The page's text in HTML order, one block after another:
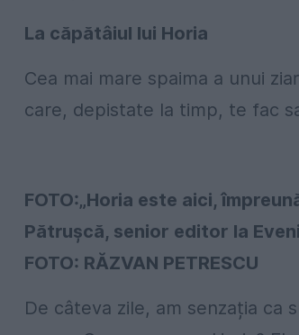
La căpătâiul lui Horia
Cea mai mare spaima a unui
care, depistate la timp, te fac
FOTO:„Horia este aici,
Pătrușcă, senior editor la
FOTO: RĂZVAN PETRESCU
De câteva zile, am senzația ca